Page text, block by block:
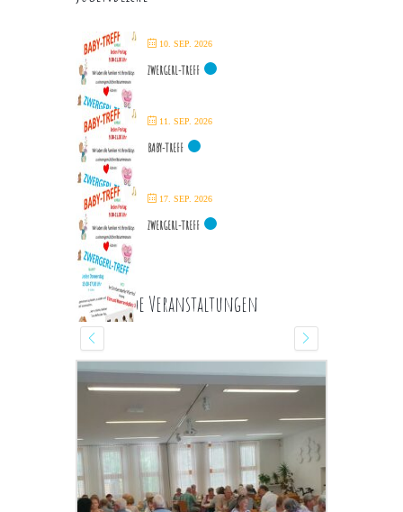
10. SEP. 2026
ZWERGERL-TREFF
11. SEP. 2026
BABY-TREFF
17. SEP. 2026
ZWERGERL-TREFF
Kommende Veranstaltungen